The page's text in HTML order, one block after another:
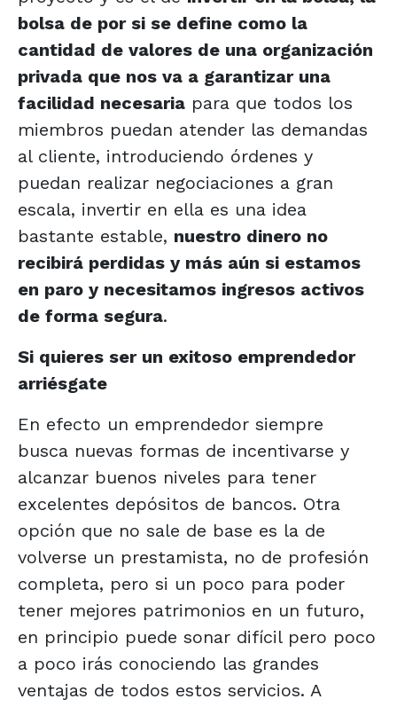
bolsa de por si se define como la
cantidad de valores de una organización
privada que nos va a garantizar una
facilidad necesaria para que todos los
miembros puedan atender las demandas
al cliente, introduciendo órdenes y
puedan realizar negociaciones a gran
escala, invertir en ella es una idea
bastante estable, nuestro dinero no
recibirá perdidas y más aún si estamos
en paro y necesitamos ingresos activos
de forma segura.
Si quieres ser un exitoso emprendedor
arriésgate
En efecto un emprendedor siempre
busca nuevas formas de incentivarse y
alcanzar buenos niveles para tener
excelentes depósitos de bancos. Otra
opción que no sale de base es la de
volverse un prestamista, no de profesión
completa, pero si un poco para poder
tener mejores patrimonios en un futuro,
en principio puede sonar difícil pero poco
a poco irás conociendo las grandes
ventajas de todos estos servicios. A